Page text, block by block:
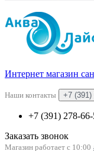
Интернет магазин
Наши контакты +7 (391)
+7 (391) 278-
Заказать звонок
Магазин работает с 10:00